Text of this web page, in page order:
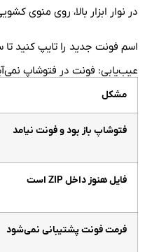
در نوار ابزار بالا، روی منوی
اسم فونت جدید را تایپ کنید تا
عیب‌یابی: فونت در فتوشاپ
مشکل
فتوشاپ باز بود و فونت نیامد
فایل هنوز داخل ZIP است
فرمت فونت پشتیبانی نمی‌شود